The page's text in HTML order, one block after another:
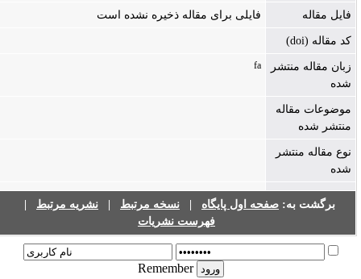
فایل مقاله فایلی برای مقاله ذخیره نشده است
کد مقاله (doi)
زبان مقاله منتشر
شده
موضوعات مقاله
منتشر شده
نوع مقاله منتشر
شده
برگشت به:صفحه اول پایگاه| نسخه مرتبط| نشریه مرتبط|
فهرست نشریات
Remember